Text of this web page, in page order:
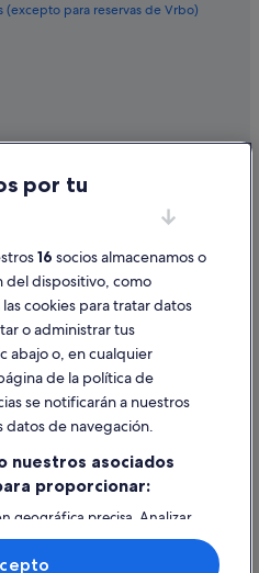
piedra
Vigo-Urzáiz
Vigo-Urzáiz
Vigo-Guixar
Contemporáneo
(excepto para reservas de Vrbo)
denunciar contenido
un alquiler vacacional
por tu
16 socios almacenamos o
del dispositivo, como
cookies para tratar datos
o administrar tus
abajo o, en cualquier
de la política de
se notificarán a nuestros
datos de navegación.
nuestros asociados
proporcionar:
geográfica precisa. Analizar
del dispositivo para su
información en un dispositivo